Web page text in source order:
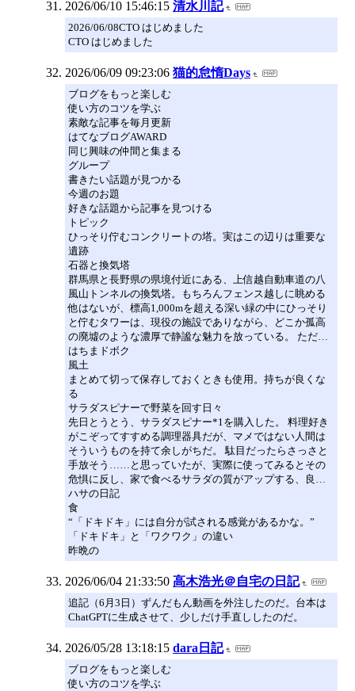
2026/06/10 15:46:15 清水川記
2026/06/08CTO はじめました
CTO はじめました
2026/06/09 09:23:06 猫的怠惰Days
ブログをもっと楽しむ
使い方のコツを学ぶ
素敵な記事を毎月更新
はてなブログAWARD
同じ興味の仲間と集まる
グループ
書きたい話題が見つかる
今週のお題
好きな話題から記事を見つける
トピック
ひっそり佇むコンクリートの塔。実はこの辺りは重要な
遺跡
石器と換気塔
群馬県と長野県の県境付近にある、上信越自動車道の八
風山トンネルの換気塔。もちろんフェンス越しに眺める
他はないが、標高1,000mを超える深い緑の中にひっそり
と佇むタワーは、現役の施設でありながら、どこか孤高
の廃墟のような濃厚で静謐な魅力を放っている。 ただ…
はちまドボク
風土
まとめて切って保存しておくときも使用。持ちが良くな
る
サラダスピナーで野菜を回す日々
先日とうとう、サラダスピナー*1を購入した。 料理好き
がこぞってすすめる調理器具だが、マメではない人間は
そういうものを持て余しがちだ。 駄目だったらさっさと
手放そう……と思っていたが、実際に使ってみるとその
危惧に反し、家で食べるサラダの質がアップする、良…
ハサの日記
食
“「ドキドキ」には自分が試される感覚があるかな。”
「ドキドキ」と「ワクワク」の違い
昨晩の
2026/06/04 21:33:50 高木浩光＠自宅の日記
追記（6月3日）ずんだもん動画を外注したのだ。台本は
ChatGPTに生成させて、少しだけ手直ししたのだ。
2026/05/28 13:18:15 dara日記
ブログをもっと楽しむ
使い方のコツを学ぶ